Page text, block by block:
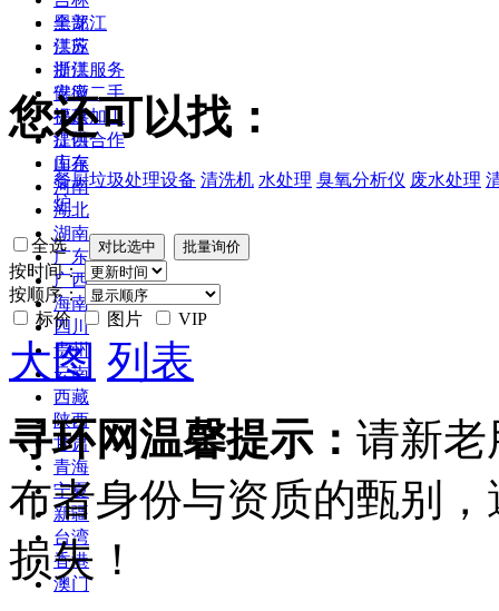
黑龙江
江苏
浙江
安徽
福建
江西
山东
河南
湖北
湖南
广东
广西
海南
四川
贵州
云南
西藏
陕西
甘肃
青海
宁夏
新疆
台湾
香港
澳门
全部
供应
提供服务
供应二手
提供加工
提供合作
库存
您还可以找：
餐厨垃圾处理设备 清洗机 水处理 臭氧分析仪 废水处理
炉
全选
按时间：
按顺序：
标价
图片 VIP
大图 列表
寻环网温馨提示： 请新老
布者身份与资质的甄别
损失！